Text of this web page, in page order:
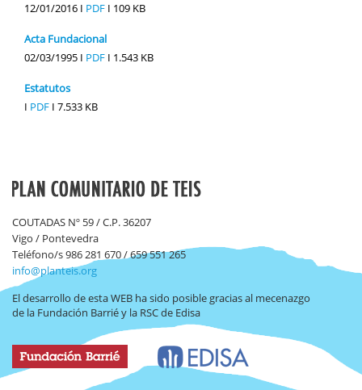
12/01/2016 I PDF I 109 KB
Acta Fundacional
02/03/1995 I PDF I 1.543 KB
Estatutos
I PDF I 7.533 KB
COUTADAS Nº 59 / C.P. 36207
Vigo / Pontevedra
Teléfono/s 986 281 670 / 659 551 265
info@planteis.org
El desarrollo de esta WEB ha sido posible gracias al mecenazgo
de la Fundación Barrié y la RSC de Edisa